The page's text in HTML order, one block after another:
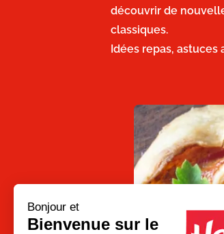
découvrir de
classiques.
Idées repas,
Bonjour et
Bienvenue sur le